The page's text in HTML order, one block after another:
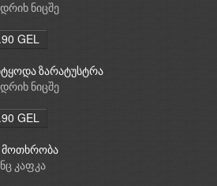
ნიცშე
GEL
ზარატუსტრა
ნიცშე
GEL
კაფკა